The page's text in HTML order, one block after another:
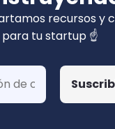
ganado más de
Chile,
o convocatorias.
recursos y
para tu startup ☝️